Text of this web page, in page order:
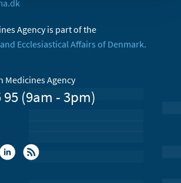
Agency is part of the
Ecclesiastical Affairs of Denmark.
Medicines Agency
95 (9am - 3pm)